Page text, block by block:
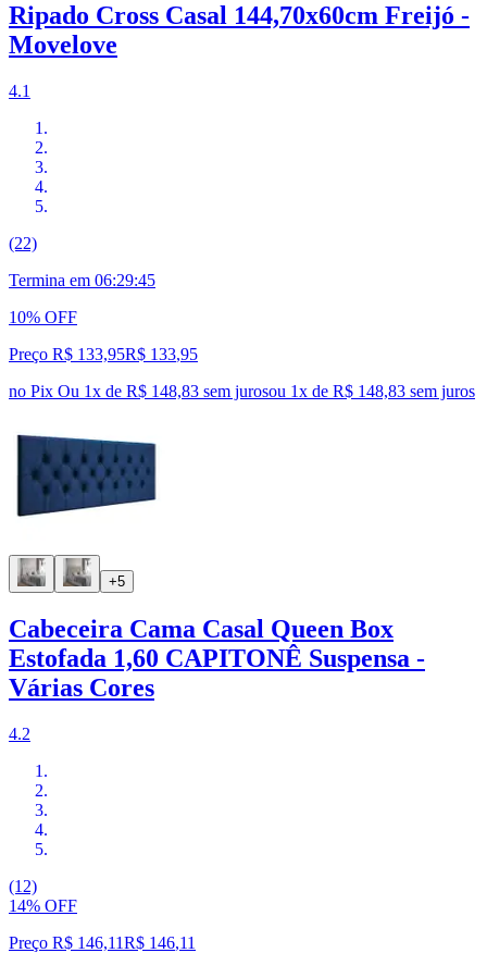
Ripado Cross Casal 144,70x60cm Freijó -
Movelove
4.1
(22)
Termina em 06:29:44
10% OFF
Preço R$ 133,95R$ 133,95
no Pix Ou 1x de R$ 148,83 sem jurosou 1x de R$ 148,83 sem juros
+5
Cabeceira Cama Casal Queen Box
Estofada 1,60 CAPITONÊ Suspensa -
Várias Cores
4.2
(12)
14% OFF
Preço R$ 146,11R$ 146,11